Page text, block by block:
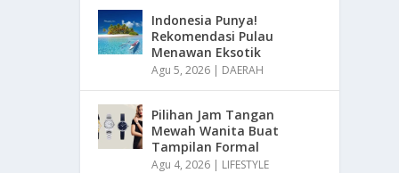
Indonesia Punya!
Rekomendasi Pulau
Menawan Eksotik
Agu 5, 2026 | DAERAH
Pilihan Jam Tangan
Mewah Wanita Buat
Tampilan Formal
Agu 4, 2026 | LIFESTYLE